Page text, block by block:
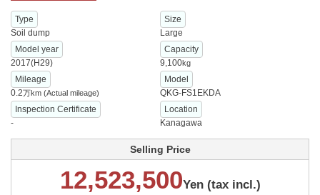
Type
Soil dump
Size
Large
Model year
2017(H29)
Capacity
9,100kg
Mileage
0.2万km (Actual mileage)
Model
QKG-FS1EKDA
Inspection Certificate
-
Location
Kanagawa
Selling Price
12,523,500Yen (tax incl.)